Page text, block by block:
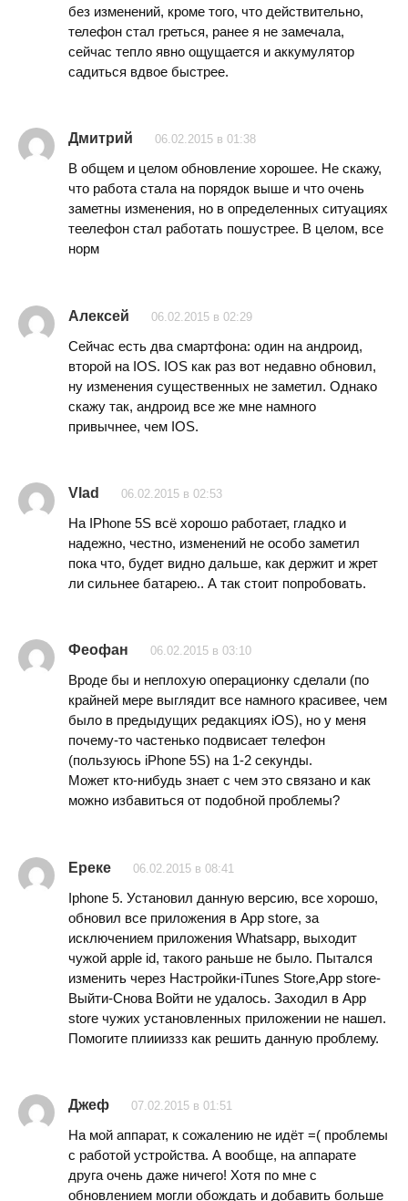
без изменений, кроме того, что действительно,
телефон стал греться, ранее я не замечала,
сейчас тепло явно ощущается и аккумулятор
садиться вдвое быстрее.
Дмитрий 06.02.2015 в 01:38
В общем и целом обновление хорошее. Не скажу,
что работа стала на порядок выше и что очень
заметны изменения, но в определенных ситуациях
теелефон стал работать пошустрее. В целом, все
норм
Алексей 06.02.2015 в 02:29
Сейчас есть два смартфона: один на андроид,
второй на IOS. IOS как раз вот недавно обновил,
ну изменения существенных не заметил. Однако
скажу так, андроид все же мне намного
привычнее, чем IOS.
Vlad 06.02.2015 в 02:53
На IPhone 5S всё хорошо работает, гладко и
надежно, честно, изменений не особо заметил
пока что, будет видно дальше, как держит и жрет
ли сильнее батарею.. А так стоит попробовать.
Феофан 06.02.2015 в 03:10
Вроде бы и неплохую операционку сделали (по
крайней мере выглядит все намного красивее, чем
было в предыдущих редакциях iOS), но у меня
почему-то частенько подвисает телефон
(пользуюсь iPhone 5S) на 1-2 секунды.
Может кто-нибудь знает с чем это связано и как
можно избавиться от подобной проблемы?
Ереке 06.02.2015 в 08:41
Iphone 5. Установил данную версию, все хорошо,
обновил все приложения в App store, за
исключением приложения Whatsapp, выходит
чужой apple id, такого раньше не было. Пытался
изменить через Настройки-iTunes Store,App store-
Выйти-Снова Войти не удалось. Заходил в App
store чужих установленных приложении не нашел.
Помогите плиииззз как решить данную проблему.
Джеф 07.02.2015 в 01:51
На мой аппарат, к сожалению не идёт =( проблемы
с работой устройства. А вообще, на аппарате
друга очень даже ничего! Хотя по мне с
обновлением могли обождать и добавить больше